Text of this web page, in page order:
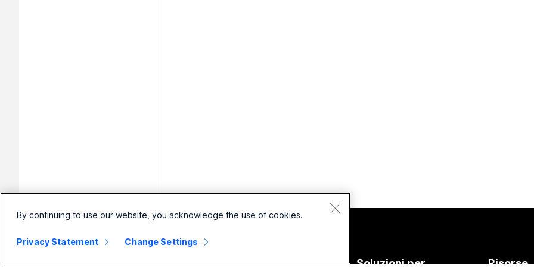
Small Business Aziendale Dispositivi Soluzioni per Risorse
By continuing to use our website, you acknowledge the use of cookies.
Privacy Statement Change Settings